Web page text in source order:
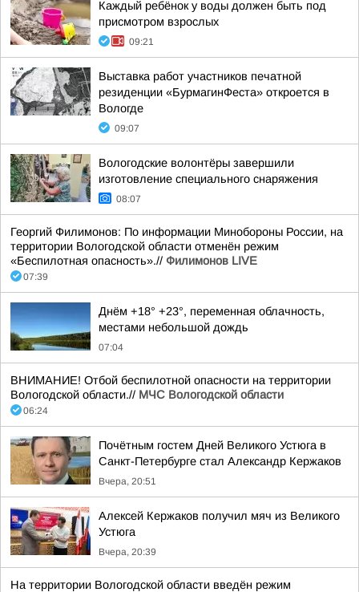
Каждый ребёнок у воды должен быть под
присмотром взрослых
09:21
Выставка работ участников печатной
резиденции «БурмагинФеста» откроется в
Вологде
09:07
Вологодские волонтёры завершили
изготовление специального снаряжения
08:07
Георгий Филимонов: По информации Минобороны России, на
территории Вологодской области отменён режим
«Беспилотная опасность».// Филимонов LIVE
07:39
Днём +18° +23°, переменная облачность,
местами небольшой дождь
07:04
ВНИМАНИЕ! Отбой беспилотной опасности на территории
Вологодской области.// МЧС Вологодской области
06:24
Почётным гостем Дней Великого Устюга в
Санкт-Петербурге стал Александр Кержаков
Вчера, 20:51
Алексей Кержаков получил мяч из Великого
Устюга
Вчера, 20:39
На территории Вологодской области введён режим